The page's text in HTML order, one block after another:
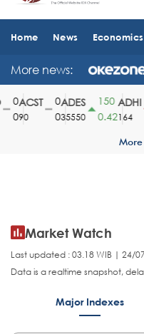
Home News Economics
More news:
ACST
90
ADES
35550
150
0.42
ADHI
164
Market Watch
Last updated : 03.18 WIB | 24/
Data is a realtime snapshot,
Major Indexes